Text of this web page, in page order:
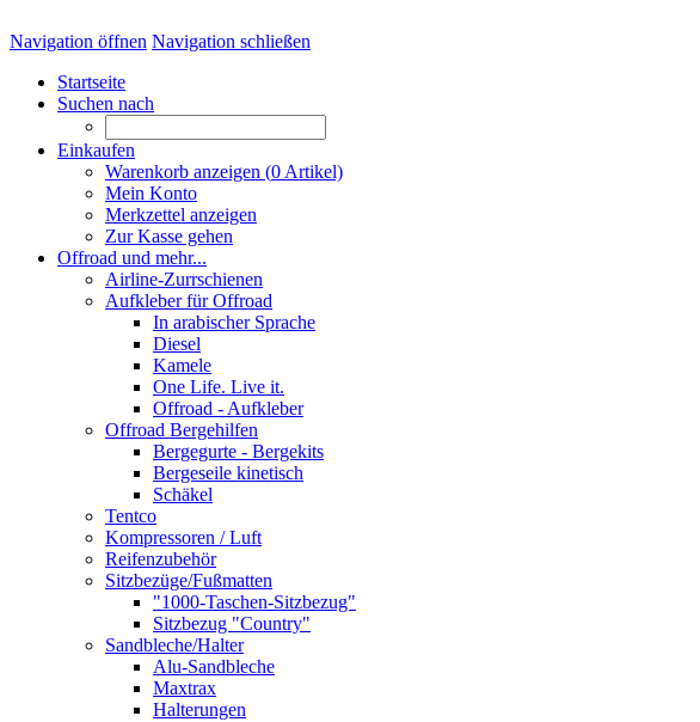
Navigation öffnen Navigation schließen
Startseite
Suchen nach
Einkaufen
Warenkorb anzeigen (0 Artikel)
Mein Konto
Merkzettel anzeigen
Zur Kasse gehen
Offroad und mehr...
Airline-Zurrschienen
Aufkleber für Offroad
In arabischer Sprache
Diesel
Kamele
One Life. Live it.
Offroad - Aufkleber
Offroad Bergehilfen
Bergegurte - Bergekits
Bergeseile kinetisch
Schäkel
Tentco
Kompressoren / Luft
Reifenzubehör
Sitzbezüge/Fußmatten
"1000-Taschen-Sitzbezug"
Sitzbezug "Country"
Sandbleche/Halter
Alu-Sandbleche
Maxtrax
Halterungen